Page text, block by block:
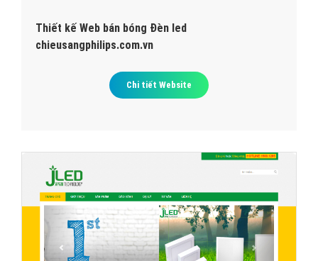
Thiết kế Web bán bóng Đèn led
chieusangphilips.com.vn
Chi tiết Website